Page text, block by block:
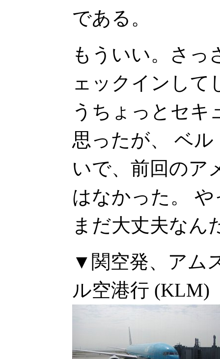
である。
もういい。さっ
ェックインして
うちょっとセキ
思ったが、 ベ
いで、前回のア
はなかった。
まだ大丈夫なん
▼関空発、アム
ル空港行 (KLM)